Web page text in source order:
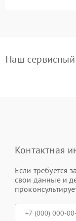
Наш
Контактная
Если требуется
свои данные и